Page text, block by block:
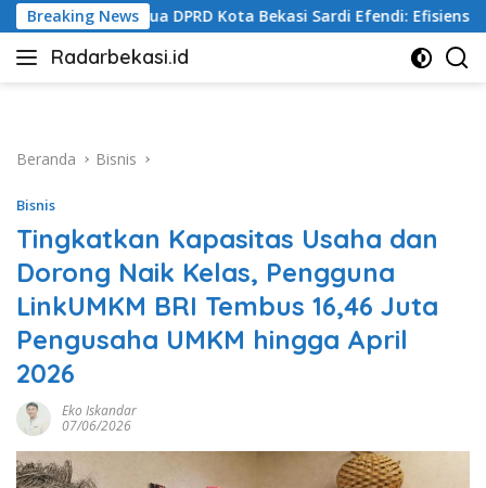
Langsung
ke
konten
Breaking News
Sardi Efendi: Efisiensi Anggaran Jangan Ganggu
Radarbekasi.id
Berita
Beranda
Bisnis
Bisnis
Tingkatkan Kapasitas Usaha dan
Dorong Naik Kelas, Pengguna
LinkUMKM BRI Tembus 16,46 Juta
Pengusaha UMKM hingga April
2026
Eko Iskandar
07/06/2026